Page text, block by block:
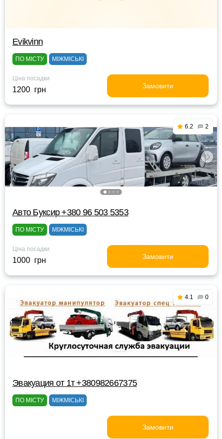
Evikvinn
ПО МІСТУ МІЖМІСЬКІ
Ціна посадки
1200 грн Замовити
6.2 2
Авто Буксир +380 96 503 5353
ПО МІСТУ МІЖМІСЬКІ
Ціна посадки
1000 грн Замовити
4.1 0
Эвакуация от 1т +380982667375
ПО МІСТУ МІЖМІСЬКІ
Замовити